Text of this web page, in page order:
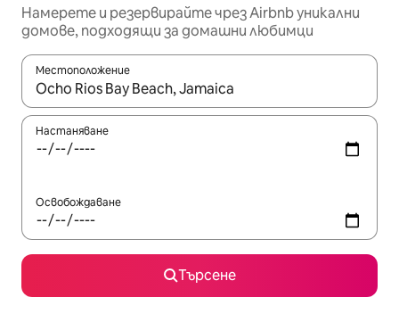
Намерете и резервирайте чрез Airbnb уникални
домове, подходящи за домашни любимци
Местоположение
Когато резултатите се покажат, използвайте
Настаняване
Освобождаване
Търсене